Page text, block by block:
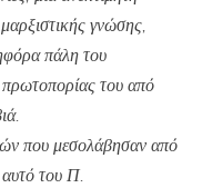
γνώσης,
πάλη του
πρωτοπορίας του από
που μεσολάβησαν από
του Π.